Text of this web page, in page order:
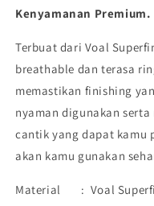
|
|
Kenyamanan Premium.
Terbuat dari Voal
breathable dan terasa
memastikan finishing
nyaman digunakan
cantik yang dapat kamu
akan kamu gunakan
Material : Voal